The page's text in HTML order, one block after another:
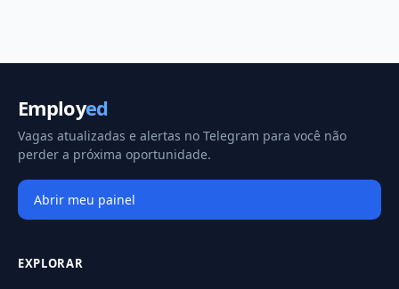
Employed
Vagas atualizadas e alertas no Telegram para você não
perder a próxima oportunidade.
Abrir meu painel
EXPLORAR